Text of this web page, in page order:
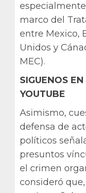
especialmente
marco del
entre Mexico,
Unidos y
MEC).
SIGUENOS EN
YOUTUBE
Asimismo,
defensa de
políticos
presuntos
el crimen
consideró